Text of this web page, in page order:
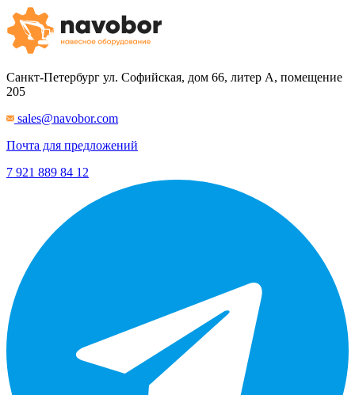
Санкт-Петербург ул. Софийская, дом 66, литер А, помещение
205
sales@navobor.com
Почта для предложений
7 921 889 84 12